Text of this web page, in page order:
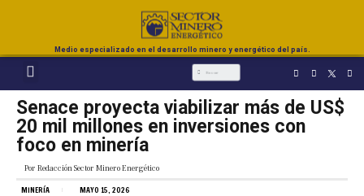
Medio especializado en el desarrollo minero y energético del país.
Senace proyecta viabilizar más de US$
20 mil millones en inversiones con
foco en minería
Por Redacción Sector Minero Energético
MINERÍA MAYO 15, 2026